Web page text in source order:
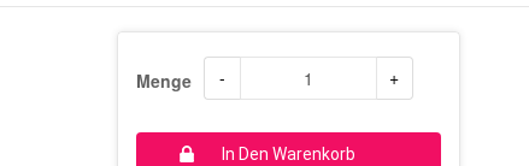
Menge - +
In Den Warenkorb